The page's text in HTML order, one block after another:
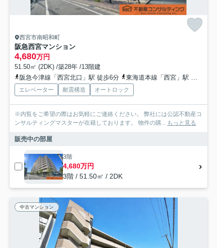
西宮市南昭和町
阪急西宮マンション
4,680万円
51.50㎡ (2DK) /築28年 /13階建
阪急今津線「西宮北口」駅 徒歩6分
東海道本線「西宮」駅 徒歩17分
エレベーター 耐震構造 オートロック
※内覧をご希望の際はお気軽にご連絡ください。 弊社には公認不動産コ
ンサルティングマスターが在籍しております。 物件の購...
もっと見る
販売中の部屋
3階
4,680万円
3階 / 51.50㎡ / 2DK
中古マンション